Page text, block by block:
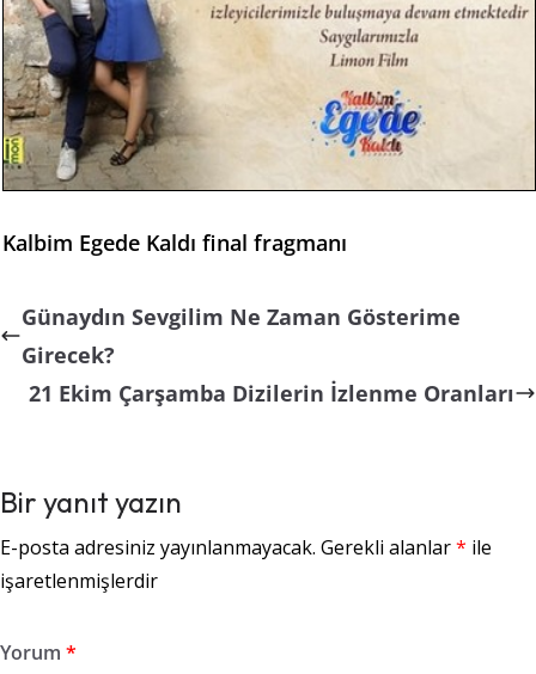
Kalbim Egede Kaldı final fragmanı
Günaydın Sevgilim Ne Zaman Gösterime
Girecek?
21 Ekim Çarşamba Dizilerin İzlenme Oranları
Bir yanıt yazın
E-posta adresiniz yayınlanmayacak. Gerekli alanlar* ile
işaretlenmişlerdir
Yorum *